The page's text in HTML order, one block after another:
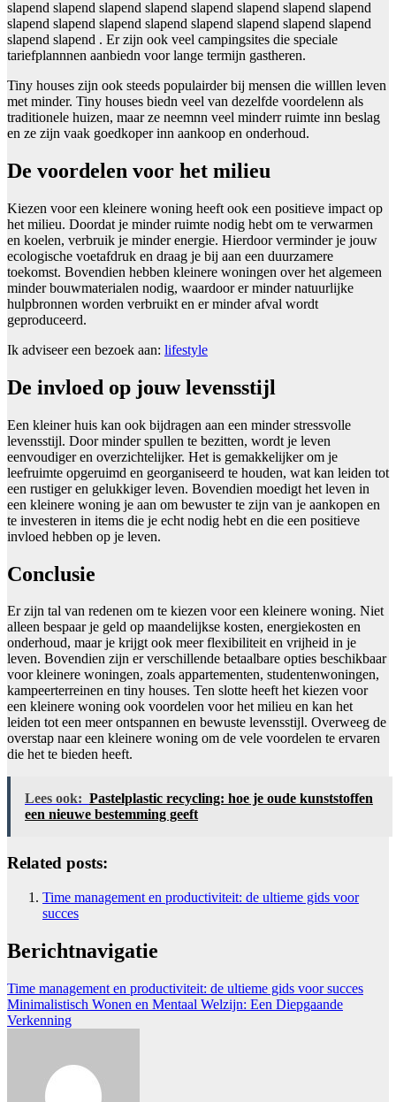
slapend slapend slapend slapend slapend slapend slapend slapend
slapend slapend slapend slapend slapend slapend slapend slapend
slapend slapend . Er zijn ook veel campingsites die speciale
tariefplannnen aanbiedn voor lange termijn gastheren.
Tiny houses zijn ook steeds populairder bij mensen die willlen leven
met minder. Tiny houses biedn veel van dezelfde voordelenn als
traditionele huizen, maar ze neemnn veel minderr ruimte inn beslag
en ze zijn vaak goedkoper inn aankoop en onderhoud.
De voordelen voor het milieu
Kiezen voor een kleinere woning heeft ook een positieve impact op
het milieu. Doordat je minder ruimte nodig hebt om te verwarmen
en koelen, verbruik je minder energie. Hierdoor verminder je jouw
ecologische voetafdruk en draag je bij aan een duurzamere
toekomst. Bovendien hebben kleinere woningen over het algemeen
minder bouwmaterialen nodig, waardoor er minder natuurlijke
hulpbronnen worden verbruikt en er minder afval wordt
geproduceerd.
Ik adviseer een bezoek aan: lifestyle
De invloed op jouw levensstijl
Een kleiner huis kan ook bijdragen aan een minder stressvolle
levensstijl. Door minder spullen te bezitten, wordt je leven
eenvoudiger en overzichtelijker. Het is gemakkelijker om je
leefruimte opgeruimd en georganiseerd te houden, wat kan leiden tot
een rustiger en gelukkiger leven. Bovendien moedigt het leven in
een kleinere woning je aan om bewuster te zijn van je aankopen en
te investeren in items die je echt nodig hebt en die een positieve
invloed hebben op je leven.
Conclusie
Er zijn tal van redenen om te kiezen voor een kleinere woning. Niet
alleen bespaar je geld op maandelijkse kosten, energiekosten en
onderhoud, maar je krijgt ook meer flexibiliteit en vrijheid in je
leven. Bovendien zijn er verschillende betaalbare opties beschikbaar
voor kleinere woningen, zoals appartementen, studentenwoningen,
kampeerterreinen en tiny houses. Ten slotte heeft het kiezen voor
een kleinere woning ook voordelen voor het milieu en kan het
leiden tot een meer ontspannen en bewuste levensstijl. Overweeg de
overstap naar een kleinere woning om de vele voordelen te ervaren
die het te bieden heeft.
Lees ook: Pastelplastic recycling: hoe je oude kunststoffen
een nieuwe bestemming geeft
Related posts:
Time management en productiviteit: de ultieme gids voor
succes
Berichtnavigatie
Time management en productiviteit: de ultieme gids voor succes
Minimalistisch Wonen en Mentaal Welzijn: Een Diepgaande
Verkenning